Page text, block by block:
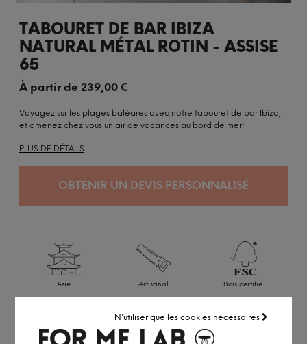
N'utiliser que les cookies nécessaires
TABOURET DE BAR IBIZA
NATURAL MÉTAL ROTIN - ASSISE
65
À partir de 239,00€
Voyagez sur les plages baléares avec notre tabouret de bar Ibiza,
et amenez chez vous un air de vacances au bord de mer!
PLUS DE DÉTAILS
OBTENIR UN DEVIS PERSONNALISÉ
Asie Artisanal Bois certifié
Réalisé en petite série
Accédez à notre
service pro